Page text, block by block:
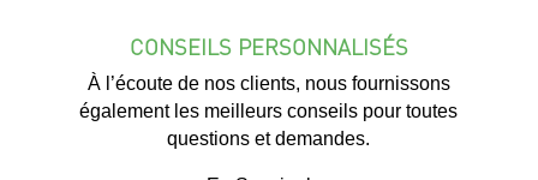
CONSEILS PERSONNALISÉS
À l’écoute de nos clients, nous fournissons
également les meilleurs conseils pour toutes
questions et demandes.